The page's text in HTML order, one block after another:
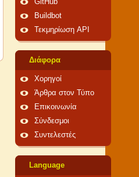
GitHub
Buildbot
Τεκμηρίωση API
Διάφορα
Χορηγοί
Άρθρα στον Τύπο
Επικοινωνία
Σύνδεσμοι
Συντελεστές
Language